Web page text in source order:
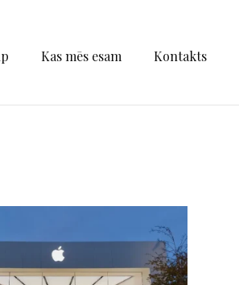
Kas mēs esam Kontakts